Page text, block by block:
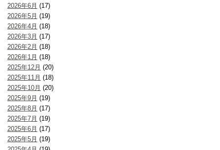
2026年6月 (17)
2026年5月 (19)
2026年4月 (18)
2026年3月 (17)
2026年2月 (18)
2026年1月 (18)
2025年12月 (20)
2025年11月 (18)
2025年10月 (20)
2025年9月 (19)
2025年8月 (17)
2025年7月 (19)
2025年6月 (17)
2025年5月 (19)